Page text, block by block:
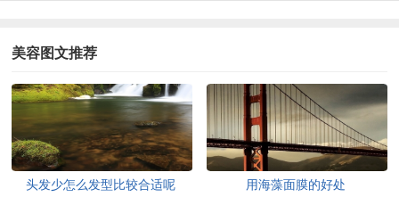
美容图文推荐
头发少怎么发型比较合适呢 用海藻面膜的好处